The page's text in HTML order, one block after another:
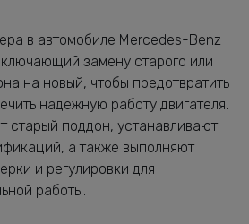
в автомобиле Mercedes-Benz
замену старого или
на новый, чтобы предотвратить
надежную работу двигателя.
старый поддон, устанавливают
а также выполняют
и регулировки для
работы.